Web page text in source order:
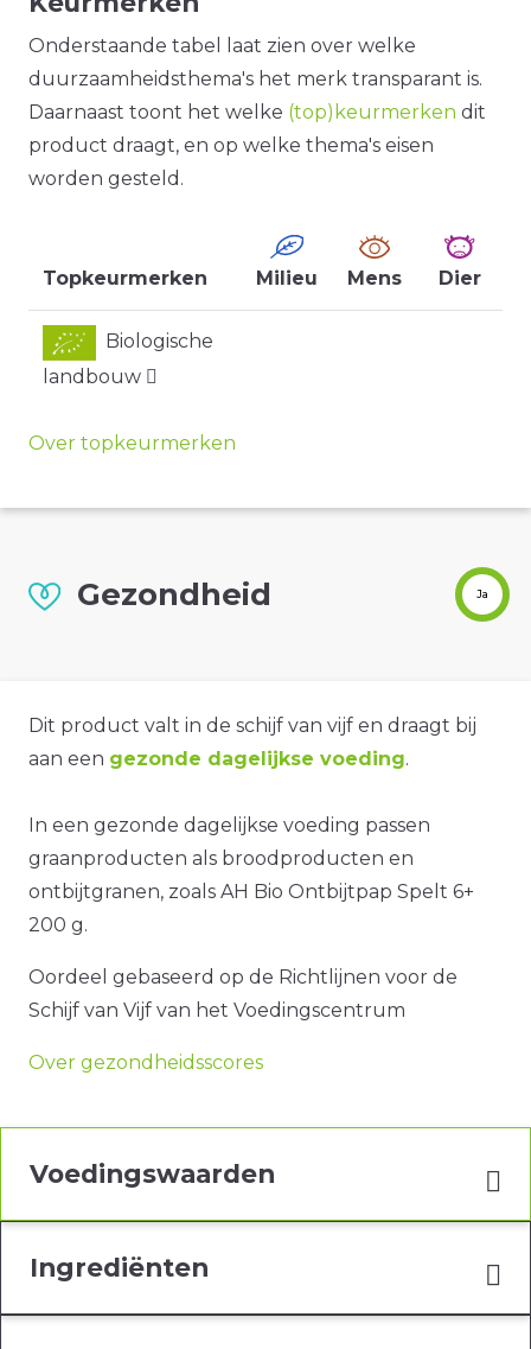
Onderstaande tabel laat zien over welke
duurzaamheidsthema's het merk transparant is.
Daarnaast toont het welke (top)keurmerken dit
product draagt, en op welke thema's eisen
worden gesteld.
Topkeurmerken Milieu Mens Dier
Biologische
landbouw
Over topkeurmerken
Gezondheid Ja
Dit product valt in de schijf van vijf en draagt bij
aan een gezonde dagelijkse voeding.
In een gezonde dagelijkse voeding passen
graanproducten als broodproducten en
ontbijtgranen, zoals AH Bio Ontbijtpap Spelt 6+
200 g.
Oordeel gebaseerd op de Richtlijnen voor de
Schijf van Vijf van het Voedingscentrum
Over gezondheidsscores
Voedingswaarden
Ingrediënten